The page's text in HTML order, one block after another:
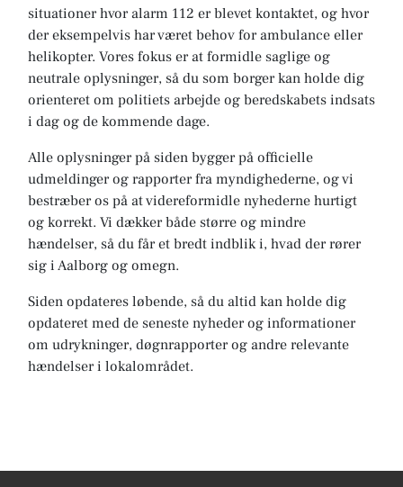
situationer hvor alarm 112 er blevet kontaktet, og hvor
der eksempelvis har været behov for ambulance eller
helikopter. Vores fokus er at formidle saglige og
neutrale oplysninger, så du som borger kan holde dig
orienteret om politiets arbejde og beredskabets indsats
i dag og de kommende dage.
Alle oplysninger på siden bygger på officielle
udmeldinger og rapporter fra myndighederne, og vi
bestræber os på at videreformidle nyhederne hurtigt
og korrekt. Vi dækker både større og mindre
hændelser, så du får et bredt indblik i, hvad der rører
sig i Aalborg og omegn.
Siden opdateres løbende, så du altid kan holde dig
opdateret med de seneste nyheder og informationer
om udrykninger, døgnrapporter og andre relevante
hændelser i lokalområdet.